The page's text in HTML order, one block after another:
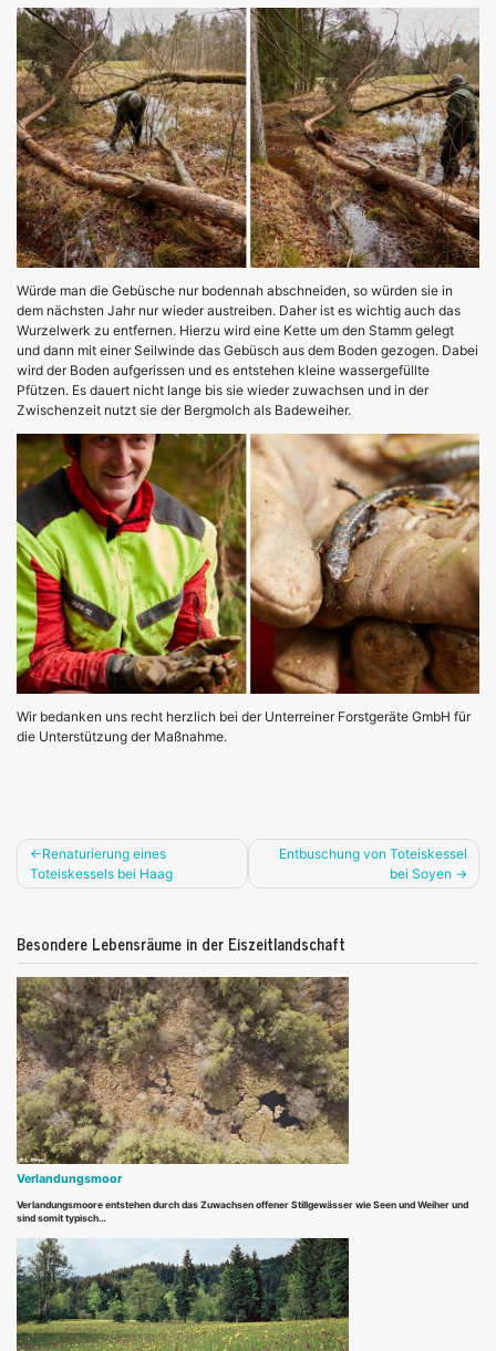
Würde man die Gebüsche nur bodennah abschneiden, so würden sie in
dem nächsten Jahr nur wieder austreiben. Daher ist es wichtig auch das
Wurzelwerk zu entfernen. Hierzu wird eine Kette um den Stamm gelegt
und dann mit einer Seilwinde das Gebüsch aus dem Boden gezogen. Dabei
wird der Boden aufgerissen und es entstehen kleine wassergefüllte
Pfützen. Es dauert nicht lange bis sie wieder zuwachsen und in der
Zwischenzeit nutzt sie der Bergmolch als Badeweiher.
Wir bedanken uns recht herzlich bei der Unterreiner Forstgeräte GmbH für
die Unterstützung der Maßnahme.
Beitragsnavigation
Renaturierung eines
Toteiskessels bei Haag
Entbuschung von Toteiskessel
bei Soyen
Besondere Lebensräume in der Eiszeitlandschaft
Verlandungsmoor
Verlandungsmoore entstehen durch das Zuwachsen offener Stillgewässer wie Seen und Weiher und
sind somit typisch…